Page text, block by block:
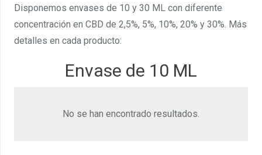
Disponemos envases de 10 y 30 ML con diferente
concentración en CBD de 2,5%, 5%, 10%, 20% y 30%. Más
detalles en cada producto:
Envase de 10 ML
No se han encontrado resultados.